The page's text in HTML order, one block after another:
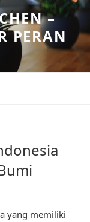
–
PERAN
yang memiliki